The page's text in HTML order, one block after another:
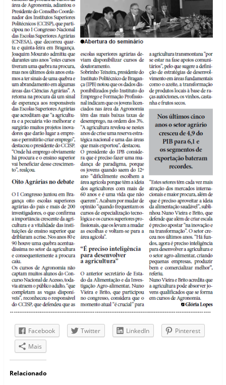
Facebook Twitter LinkedIn
Pinterest
Mais
Relacionado